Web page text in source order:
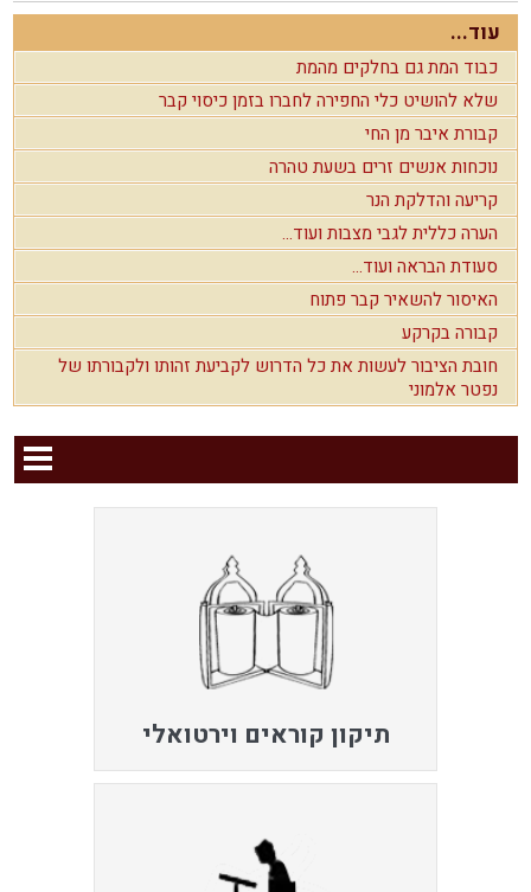
עוד...
כבוד המת גם בחלקים מהמת
שלא להושיט כלי החפירה לחברו בזמן כיסוי קבר
קבורת איבר מן החי
נוכחות אנשים זרים בשעת טהרה
קריעה והדלקת הנר
הערה כללית לגבי מצבות ועוד...
סעודת הבראה ועוד...
האיסור להשאיר קבר פתוח
קבורה בקרקע
חובת הציבור לעשות את כל הדרוש לקביעת זהותו ולקבורתו של
נפטר אלמוני
תיקון קוראים וירטואלי